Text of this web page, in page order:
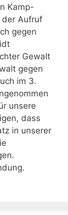
Kamp-
Aufruf
gegen
Gewalt
gegen
im 3.
unsere
dass
in unserer